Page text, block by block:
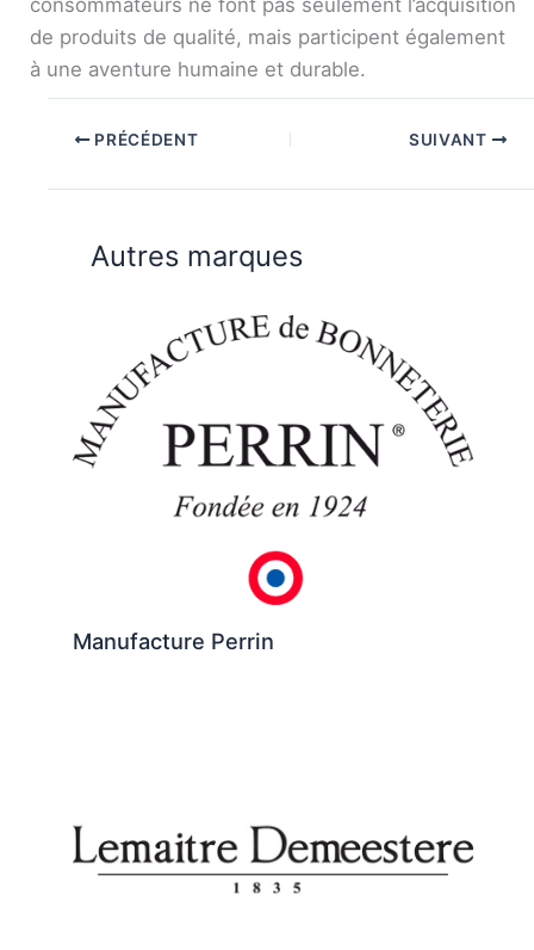
consommateurs ne font pas seulement l’acquisition
de produits de qualité, mais participent également
à une aventure humaine et durable.
PRÉCÉDENT SUIVANT
Autres marques
Manufacture Perrin